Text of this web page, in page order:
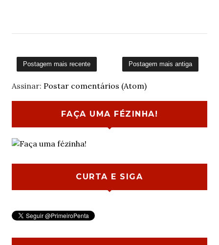
Postagem mais recente Postagem mais antiga
Assinar: Postar comentários (Atom)
FAÇA UMA FÉZINHA!
CURTA E SIGA